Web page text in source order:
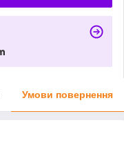
Умови повернення